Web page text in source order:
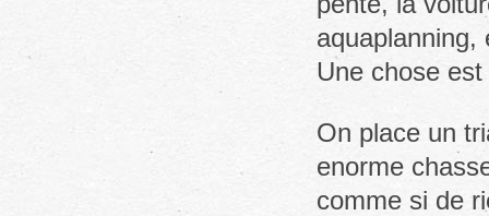
Une chose
On place un
enorme
comme si de